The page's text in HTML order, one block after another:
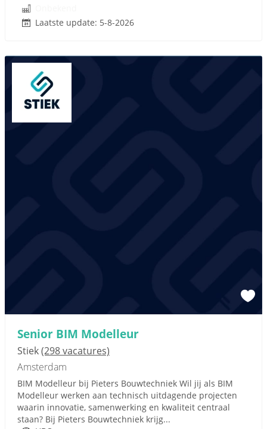
Laatste update: 5-8-2026
Senior BIM Modelleur
Stiek(298 vacatures)
Amsterdam
BIM Modelleur bij Pieters Bouwtechniek Wil jij als BIM
Modelleur werken aan technisch uitdagende projecten
waarin innovatie, samenwerking en kwaliteit centraal
staan? Bij Pieters Bouwtechniek krijg...